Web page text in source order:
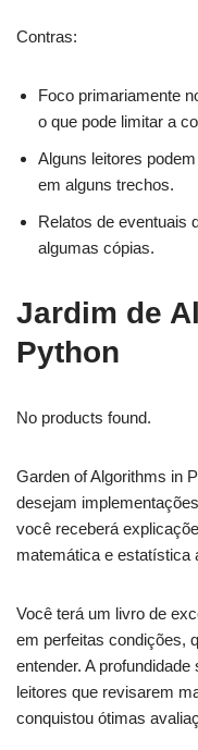
Contras:
Foco primariamente
o que pode limitar a
Alguns leitores
em alguns trechos.
Relatos de eventuais
algumas cópias.
Jardim de
Python
No products found.
Garden of Algorithms in
desejam
você receberá
matemática e estatística
Você terá um livro de
em perfeitas condições,
entender. A
leitores que revisarem
conquistou ótimas